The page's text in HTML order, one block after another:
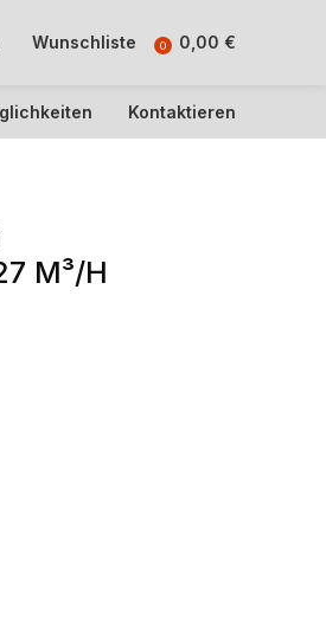
Wunschliste 0 0,00 €
Kontaktieren
M³/H